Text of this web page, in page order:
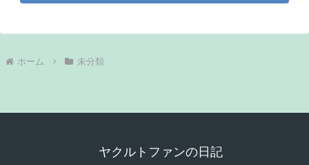
ホーム 未分類
ヤクルトファンの日記